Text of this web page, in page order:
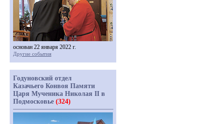
основан 22 января 2022 г.
Другие события
Годуновский отдел
Казачьего Конвоя Памяти
Царя Мученика Николая II в
Подмосковье (324)